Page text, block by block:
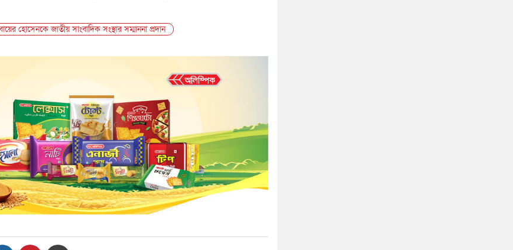
হোসেনকে জাতীয় সাংবাদিক সংস্থার সম্মাননা প্রদান